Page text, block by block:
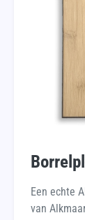
Een echte
van